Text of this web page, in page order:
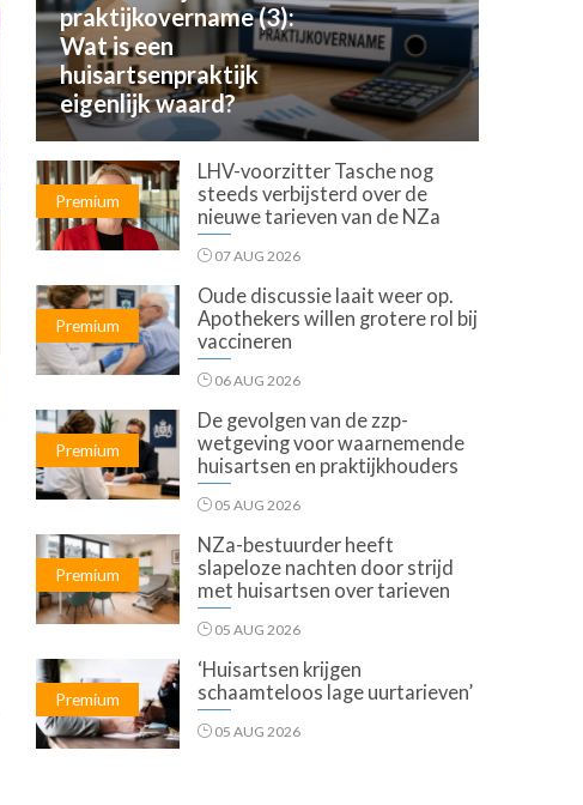
praktijkovername (3):
Wat is een
huisartsenpraktijk
eigenlijk waard?
Premium
LHV-voorzitter Tasche nog
steeds verbijsterd over de
nieuwe tarieven van de NZa
07 AUG 2026
Premium
Oude discussie laait weer op.
Apothekers willen grotere rol bij
vaccineren
06 AUG 2026
Premium
De gevolgen van de zzp-
wetgeving voor waarnemende
huisartsen en praktijkhouders
05 AUG 2026
Premium
NZa-bestuurder heeft
slapeloze nachten door strijd
met huisartsen over tarieven
05 AUG 2026
Premium
‘Huisartsen krijgen
schaamteloos lage uurtarieven’
05 AUG 2026